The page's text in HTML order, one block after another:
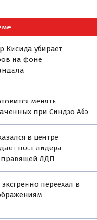
Кисида убирает
на фоне
менять
при Синдзо Абэ
в центре
пост лидера
ЛДП
переехал в